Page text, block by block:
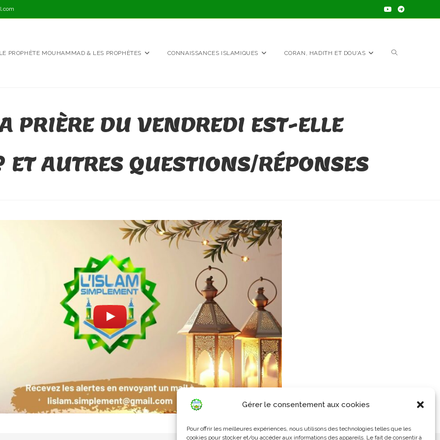
Gérer le consentement aux cookies
Pour offrir les meilleures expériences, nous utilisons des technologies telles que les
cookies pour stocker et/ou accéder aux informations des appareils. Le fait de consentir à
LE PROPHÈTE MOUHAMMAD & LES PROPHÈTES CONNAISSANCES ISLAMIQUES CORAN, HADITH ET DOU’AS TOGGLE
PRIÈRE DU VENDREDI EST-ELLE
ET AUTRES QUESTIONS/RÉPONSES